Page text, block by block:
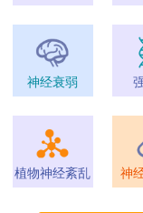
神经衰弱
植物神经紊乱 神